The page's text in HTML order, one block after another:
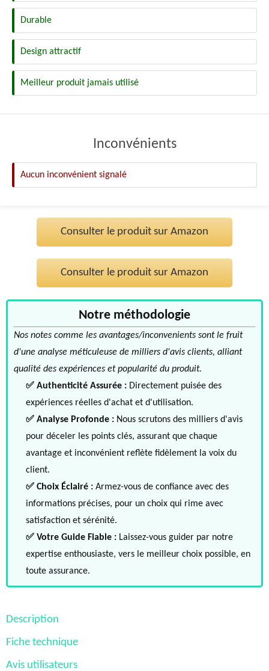
Durable
Design attractif
Meilleur produit jamais utilisé
Inconvénients
Aucun inconvénient signalé
Consulter le produit sur Amazon
Consulter le produit sur Amazon
Notre méthodologie
Nos notes comme les avantages/inconvenients sont le fruit
d'une analyse méticuleuse de milliers d'avis clients, alliant
qualité des expériences et popularité du produit.
✅ Authenticité Assurée : Directement puisée des
expériences réelles d'achat et d'utilisation.
✅ Analyse Profonde : Nous scrutons des milliers d'avis
pour déceler les points clés, assurant que chaque
avantage et inconvénient reflète fidèlement la voix du
client.
✅ Choix Éclairé : Armez-vous de confiance avec des
informations précises, pour un choix qui rime avec
satisfaction et sérénité.
✅ Votre Guide Fiable : Laissez-vous guider par notre
expertise enthousiaste, vers le meilleur choix possible, en
toute assurance.
Description
Fiche technique
Avis utilisateurs